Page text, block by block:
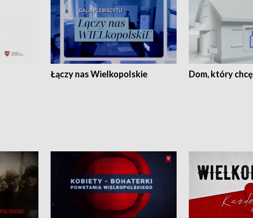
Łączy nas Wielkopolskie Dom, który chcę